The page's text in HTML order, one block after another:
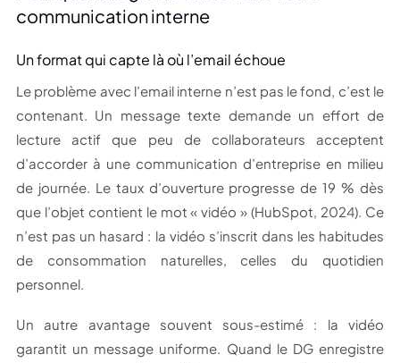
communication interne
Un format qui capte là où l’email échoue
Le problème avec l’email interne n’est pas le fond, c’est le
contenant. Un message texte demande un effort de
lecture actif que peu de collaborateurs acceptent
d’accorder à une communication d’entreprise en milieu
de journée. Le taux d’ouverture progresse de 19 % dès
que l’objet contient le mot « vidéo » (HubSpot, 2024). Ce
n’est pas un hasard : la vidéo s’inscrit dans les habitudes
de consommation naturelles, celles du quotidien
personnel.
Un autre avantage souvent sous-estimé : la vidéo
garantit un message uniforme. Quand le DG enregistre